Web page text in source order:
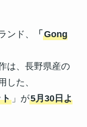
ンド、 「 Gong
は、長野県産の
した、
」が5月30日よ